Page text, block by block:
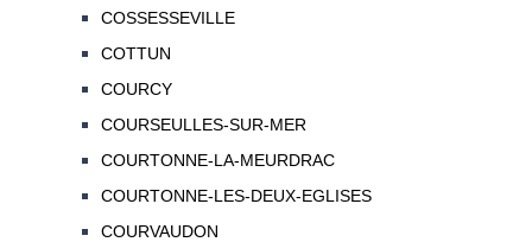
COSSESSEVILLE
COTTUN
COURCY
COURSEULLES-SUR-MER
COURTONNE-LA-MEURDRAC
COURTONNE-LES-DEUX-EGLISES
COURVAUDON